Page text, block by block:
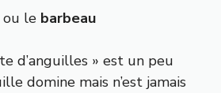
ou le barbeau
d’anguilles » est un peu
domine mais n’est jamais